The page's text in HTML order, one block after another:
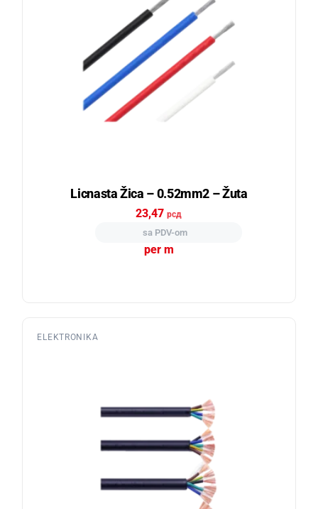
Licnasta Žica – 0.52mm2 – Žuta
23,47рсд
sa PDV-om
per m
ELEKTRONIKA